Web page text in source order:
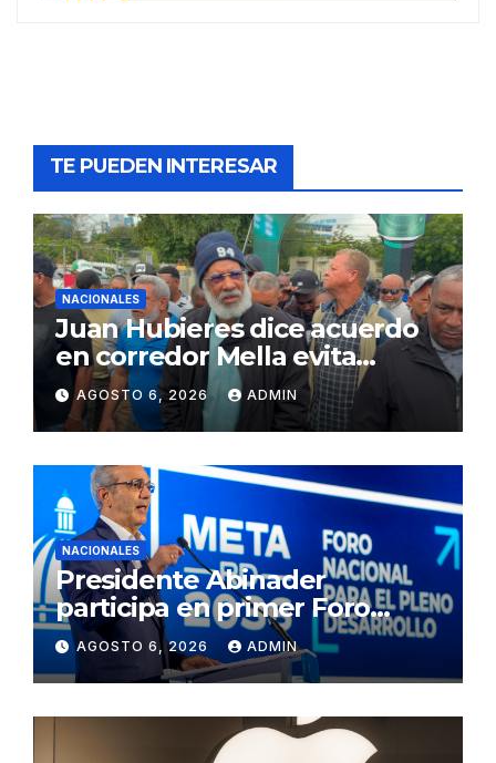
TE PUEDEN INTERESAR
NACIONALES
Juan Hubieres dice acuerdo
en corredor Mella evita
conflictos innecesarios
AGOSTO 6, 2026 ADMIN
NACIONALES
Presidente Abinader
participa en primer Foro
Meta RD 2036 con miras a
impulsar el crecimiento
económico, fortalecer las
instituciones y elevar la
productividad
AGOSTO 6, 2026 ADMIN